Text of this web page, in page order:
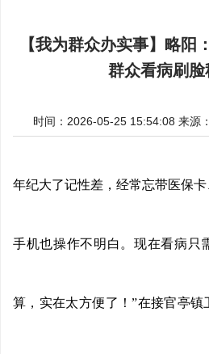
【我为群众办实事】略阳
群众看病刷脸
时间：2026-05-25 15:54:08 来源：
年纪大了记性差，经常忘带医保
手机也操作不明白。现在看病只
算，实在太方便了！”在接官亭镇